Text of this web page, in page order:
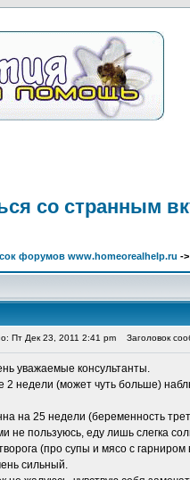
со странным
форумов www.homeorealhelp.ru -
Пт Дек 23, 2011 2:41 pm Заголовок
уважаемые консультанты.
2 недели (может чуть больше)
на 25 недели (беременность
не пользуюсь, еду лишь слегка
(про супы и мясо с
сильный.